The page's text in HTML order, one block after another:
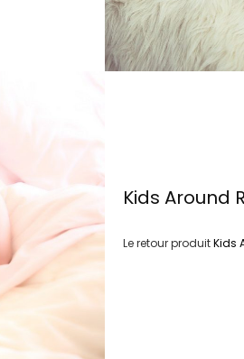
Kids Around
Le retour produitKids